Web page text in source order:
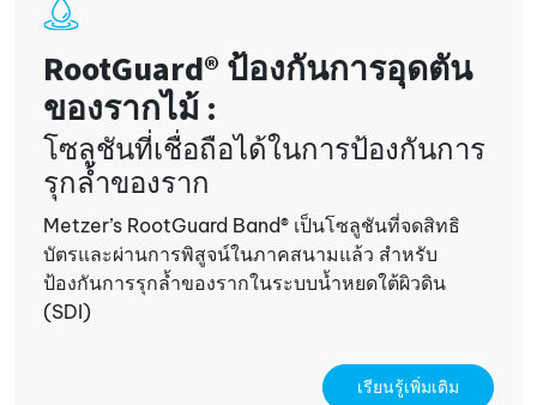
RootGuard® ป้องกันการอุดตัน
ของรากไม้ :
โซลูชันที่เชื่อถือได้ในการป้องกันการ
รุกล้ำของราก
Metzer’s RootGuard Band® เป็นโซลูชันที่จดสิทธิ
บัตรและผ่านการพิสูจน์ในภาคสนามแล้ว สำหรับ
ป้องกันการรุกล้ำของรากในระบบน้ำหยดใต้ผิวดิน
(SDI)
เรียนรู้เพิ่มเติม